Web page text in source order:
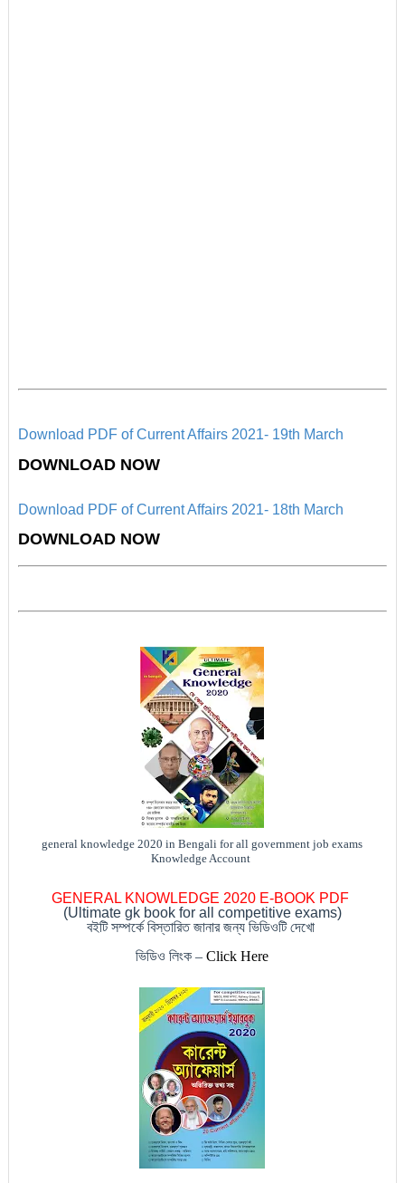
Download PDF of Current Affairs 2021- 19th March
DOWNLOAD NOW
Download PDF of Current Affairs 2021- 18th March
DOWNLOAD NOW
general knowledge 2020 in Bengali for all government job exams
Knowledge Account
GENERAL KNOWLEDGE 2020 E-BOOK PDF
(Ultimate gk book for all competitive exams)
বইটি সম্পর্কে বিস্তারিত জানার জন্য ভিডিওটি দেখো
ভিডিও লিংক –Click Here